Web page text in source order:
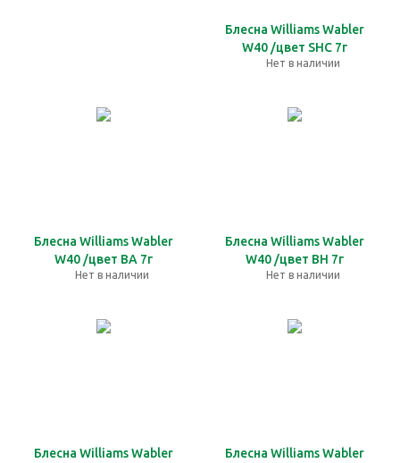
Блесна Williams Wabler
W40 /цвет SHC 7г
Нет в наличии
Блесна Williams Wabler
W40 /цвет BA 7г
Нет в наличии
Блесна Williams Wabler
W40 /цвет BH 7г
Нет в наличии
Блесна Williams Wabler
Блесна Williams Wabler